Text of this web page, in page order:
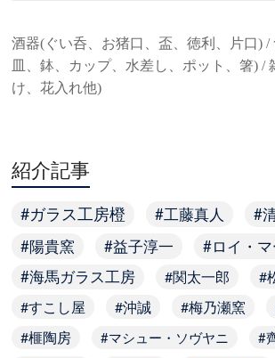
酒器(ぐい呑、お猪口、盃、徳利、片口) /
皿、鉢、カップ、水差し、ポット、箸) /
け、花入れ他)
紹介記事
ガラス工房橙 工藤真人
陽貴窯
益子淳一 ロイ・
海馬ガラス工房 関太一郎
すこし屋
沖誠 梅乃瀬窯
榧陶房 マシュー・ソヴヤニ